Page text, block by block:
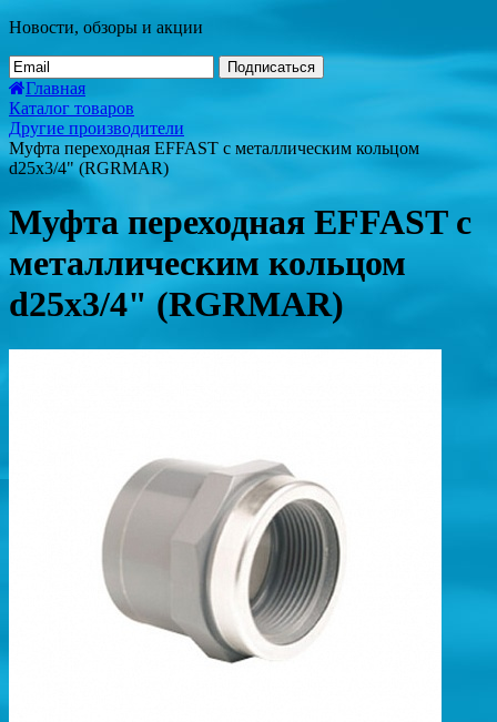
Новости, обзоры и акции
Подписаться
Главная
Каталог товаров
Другие производители
Муфта переходная EFFAST c металлическим кольцом
d25x3/4" (RGRMAR)
Муфта переходная EFFAST c
металлическим кольцом
d25x3/4" (RGRMAR)